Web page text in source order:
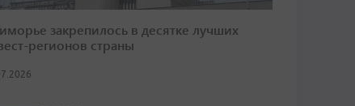
закрепилось в десятке лучших
регионов страны